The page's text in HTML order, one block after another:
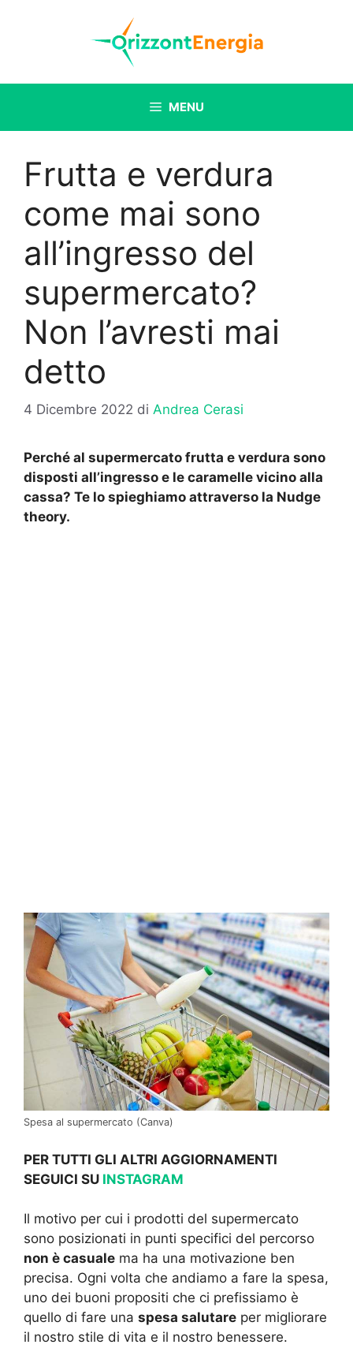
MENU
Frutta e verdura
come mai sono
all’ingresso del
supermercato?
Non l’avresti mai
detto
4 Dicembre 2022 di Andrea Cerasi
Perché al supermercato frutta e verdura sono
disposti all’ingresso e le caramelle vicino alla
cassa? Te lo spieghiamo attraverso la Nudge
theory.
Spesa al supermercato (Canva)
PER TUTTI GLI ALTRI AGGIORNAMENTI
SEGUICI SU INSTAGRAM
Il motivo per cui i prodotti del supermercato
sono posizionati in punti specifici del percorso
non è casuale ma ha una motivazione ben
precisa. Ogni volta che andiamo a fare la spesa,
uno dei buoni propositi che ci prefissiamo è
quello di fare una spesa salutare per migliorare
il nostro stile di vita e il nostro benessere.